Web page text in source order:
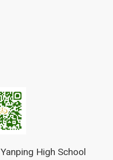
Yanping High School